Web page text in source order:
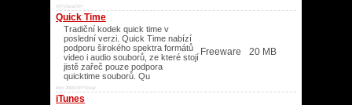
XP/Vista/XP/
Quick Time
Tradiční kodek quick time v
poslední verzi. Quick Time nabízí
podporu širokého spektra formátů
video i audio souborů, ze které stojí
jistě zařeč pouze podpora
quicktime souborů. Qu
Win 2000/XP/Vista/
Freeware 20 MB
iTunes